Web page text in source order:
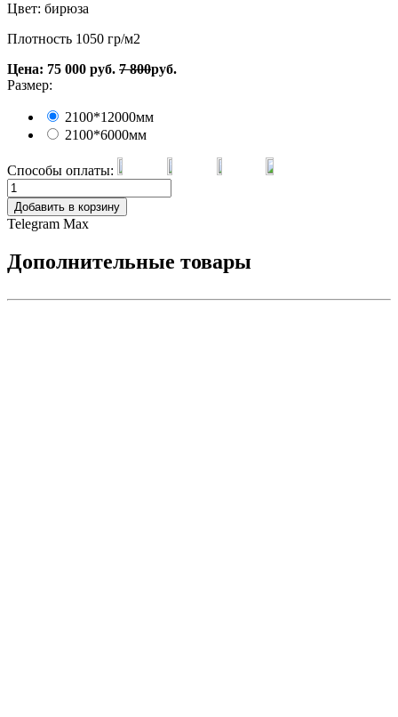
Цвет: бирюза
Плотность 1050 гр/м2
Цена: 75 000 руб. 7 800руб.
Размер:
2100*12000мм
2100*6000мм
Способы оплаты:
Добавить в корзину
Telegram Max
Дополнительные товары